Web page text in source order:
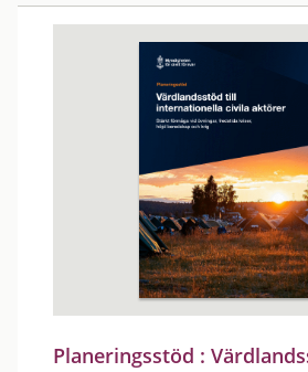
Planeringsstöd :